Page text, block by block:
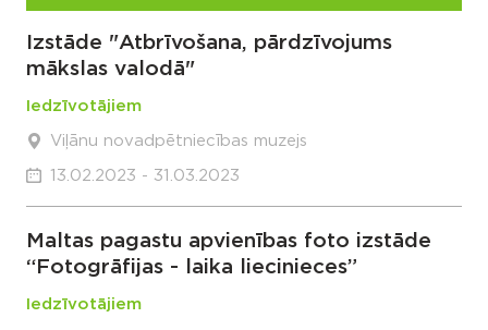
Izstāde "Atbrīvošana, pārdzīvojums
mākslas valodā"
Iedzīvotājiem
Viļānu novadpētniecības muzejs
13.02.2023 - 31.03.2023
Maltas pagastu apvienības foto izstāde
“Fotogrāfijas - laika liecinieces”
Iedzīvotājiem